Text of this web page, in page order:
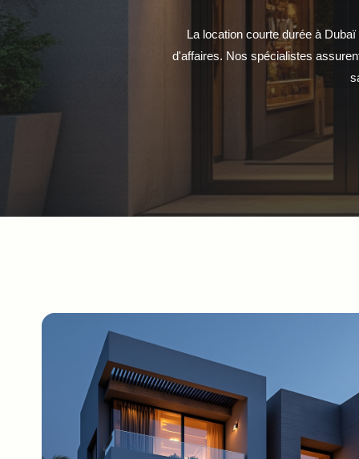
La location courte durée à
d'affaires. Nos spécialistes